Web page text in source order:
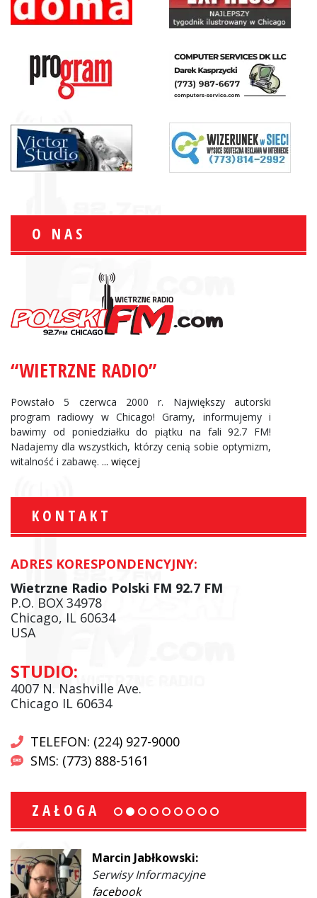
O NAS
“WIETRZNE RADIO”
Powstało 5 czerwca 2000 r. Największy autorski
program radiowy w Chicago! Gramy, informujemy i
bawimy od poniedziałku do piątku na fali 92.7 FM!
Nadajemy dla wszystkich, którzy cenią sobie optymizm,
witalność i zabawę. ... więcej
KONTAKT
ADRES KORESPONDENCYJNY:
Wietrzne Radio Polski FM 92.7 FM
P.O. BOX 34978
Chicago, IL 60634
USA
STUDIO:
4007 N. Nashville Ave.
Chicago IL 60634
TELEFON: (224) 927-9000
SMS: (773) 888-5161
ZAŁOGA
Marcin Jabłkowski:
Serwisy Informacyjne
facebook